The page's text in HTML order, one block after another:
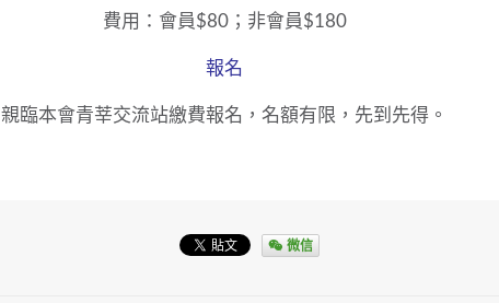
費用：會員$80；非會員$180
報名
親臨本會青莘交流站繳費報名，名額有限，先到先得。
微信